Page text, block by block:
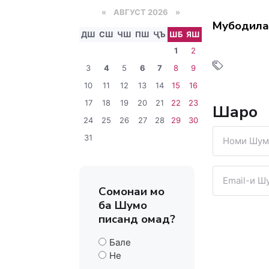
« АВГУСТ 2026 »
ДШ СШ ЧШ ПШ ҶЪ ШБ ЯШ
1
2
3
4 5 6 7 8
9
10
11 12 13 14 15
16
17
18 19 20 21 22
23
24
25 26 27 28 29
30
31
Сомонаи мо
ба Шумо
писанд омад?
Бале
Не
Шарҳҳо